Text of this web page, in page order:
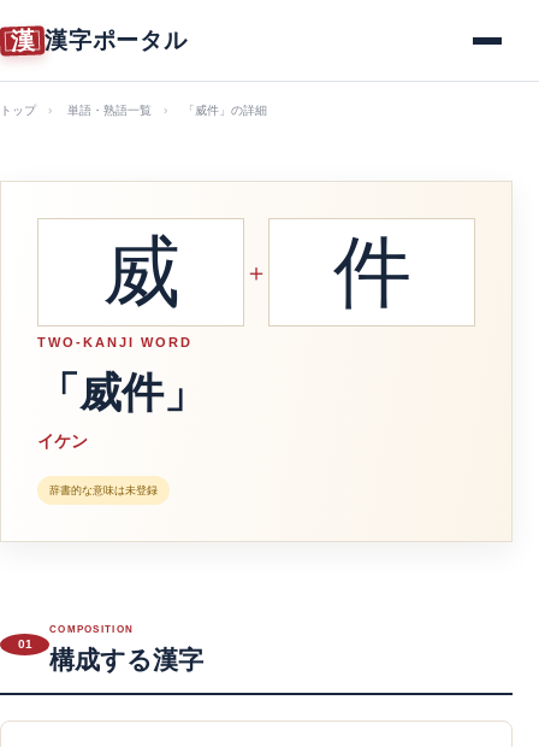
漢 漢字ポータル
トップ 単語・熟語一覧 「威件」の詳細
威 ＋ 件
TWO-KANJI WORD
「威件」
イケン
辞書的な意味は未登録
01
COMPOSITION
構成する漢字